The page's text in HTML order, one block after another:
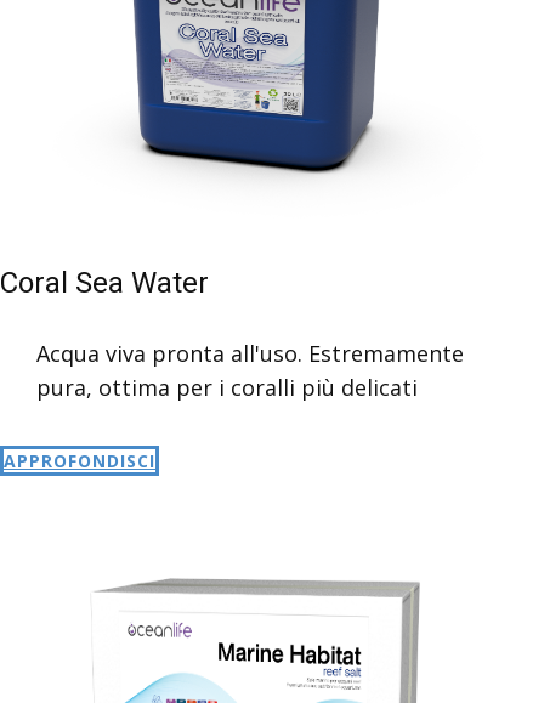
Coral Sea Water
Acqua viva pronta all'uso. Estremamente
pura, ottima per i coralli più delicati
APPROFONDISCI